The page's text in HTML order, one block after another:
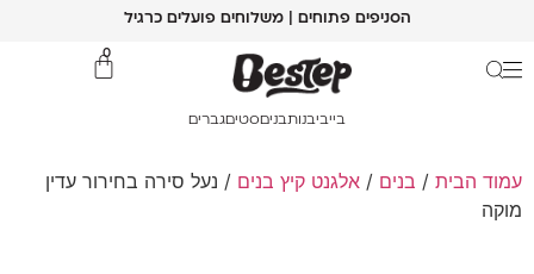
הסניפים פתוחים | משלוחים פועלים כרגיל
0
בייביבנות בנים סטיםגברים
עמוד הבית / בנים / אלגנט קיץ בנים / נעל סירה בחירור עדין
מוקה